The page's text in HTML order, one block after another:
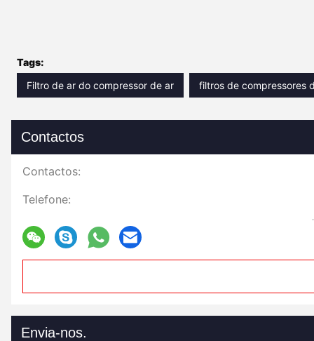
Tags:
Filtro de ar do compressor de ar
filtros de compressores
Contactos
Contactos:
Telefone:
Envia-nos.